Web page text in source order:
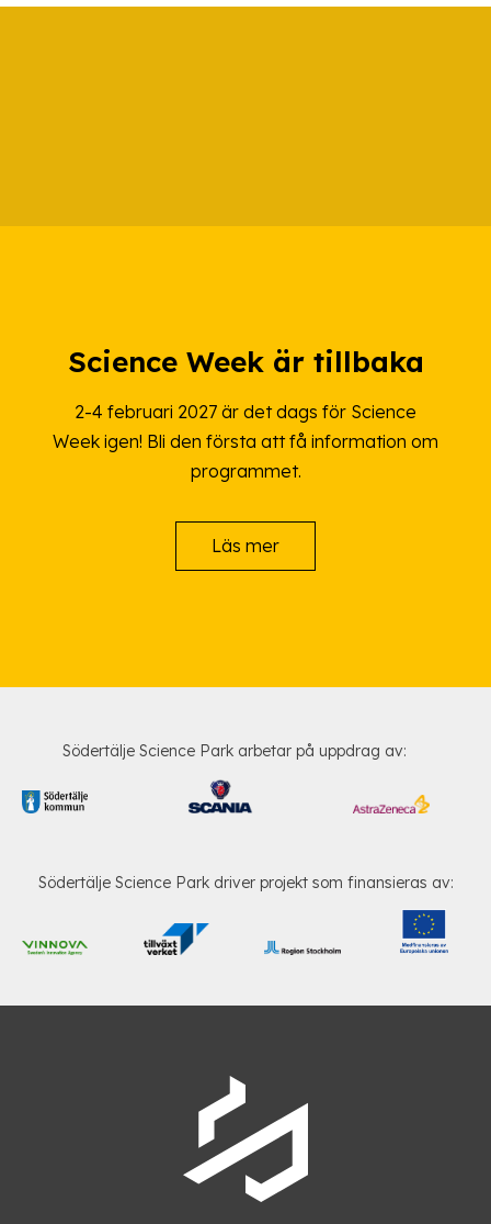
Science Week är tillbaka
2-4 februari 2027 är det dags för Science
Week igen! Bli den första att få information om
programmet.
Läs mer
Södertälje Science Park arbetar på uppdrag av:
Södertälje Science Park driver projekt som finansieras av: